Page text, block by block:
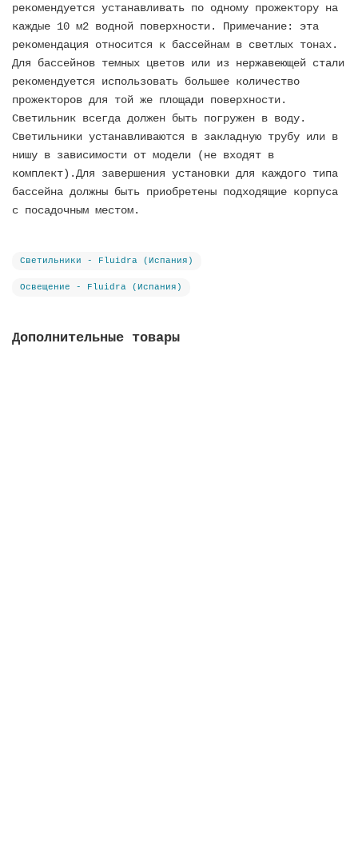
рекомендуется устанавливать по одному прожектору на
каждые 10 м2 водной поверхности. Примечание: эта
рекомендация относится к бассейнам в светлых тонах.
Для бассейнов темных цветов или из нержавеющей стали
рекомендуется использовать большее количество
прожекторов для той же площади поверхности.
Светильник всегда должен быть погружен в воду.
Светильники устанавливаются в закладную трубу или в
нишу в зависимости от модели (не входят в
комплект).Для завершения установки для каждого типа
бассейна должны быть приобретены подходящие корпуса
с посадочным местом.
Светильники - Fluidra (Испания)
Освещение - Fluidra (Испания)
Дополнительные товары